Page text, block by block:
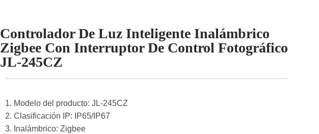
Controlador De Luz Inteligente Inalámbrico
Zigbee Con Interruptor De Control Fotográfico
JL-245CZ
1. Modelo del producto: JL-245CZ
2. Clasificación IP: IP65/IP67
3. Inalámbrico: Zigbee